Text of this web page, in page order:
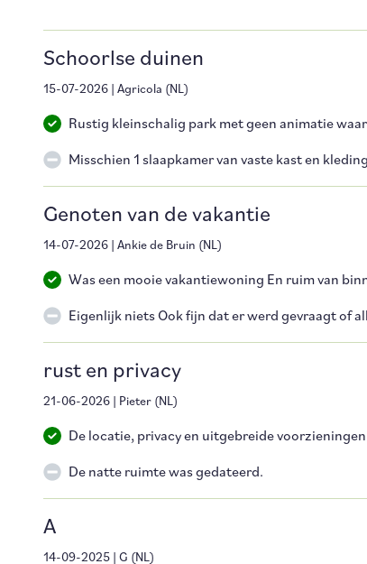
Schoorlse duinen
15-07-2026 Agricola (NL)
Rustig kleinschalig park met geen animatie
Misschien 1 slaapkamer van vaste kast en
Genoten van de vakantie
14-07-2026 Ankie de Bruin (NL)
Was een mooie vakantiewoning En ruim van
Eigenlijk niets Ook fijn dat er werd gevraagt of
rust en privacy
21-06-2026 Pieter (NL)
De locatie, privacy en uitgebreide
De natte ruimte was gedateerd.
A
14-09-2025 G (NL)